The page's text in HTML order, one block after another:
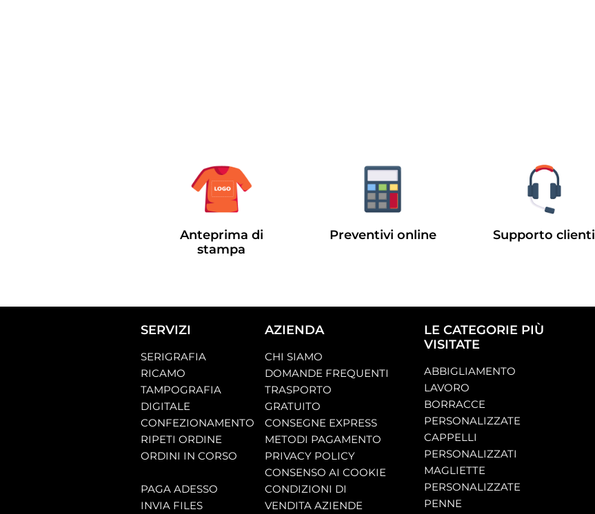
Anteprima di
stampa
Preventivi online Supporto clienti
SERVIZI
SERIGRAFIA
RICAMO
TAMPOGRAFIA
DIGITALE
CONFEZIONAMENTO
RIPETI ORDINE
ORDINI IN CORSO
PAGA ADESSO
INVIA FILES
AZIENDA
CHI SIAMO
DOMANDE FREQUENTI
TRASPORTO
GRATUITO
CONSEGNE EXPRESS
METODI PAGAMENTO
PRIVACY POLICY
CONSENSO AI COOKIE
CONDIZIONI DI
VENDITA AZIENDE
LE CATEGORIE PIÙ
VISITATE
ABBIGLIAMENTO
LAVORO
BORRACCE
PERSONALIZZATE
CAPPELLI
PERSONALIZZATI
MAGLIETTE
PERSONALIZZATE
PENNE